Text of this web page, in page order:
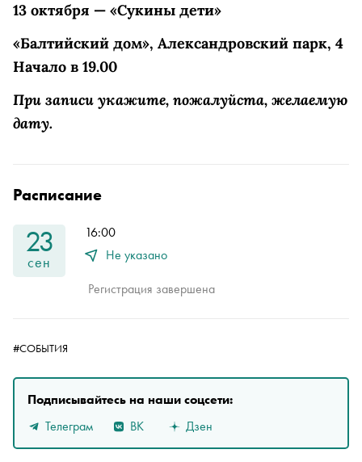
13 октября — «Сукины дети»
«Балтийский дом», Александровский парк, 4
Начало в 19.00
При записи укажите, пожалуйста, желаемую
дату.
Расписание
23
сен
16:00
Не указано
Регистрация завершена
#СОБЫТИЯ
Подписывайтесь на наши соцсети:
Телеграм
ВК Дзен